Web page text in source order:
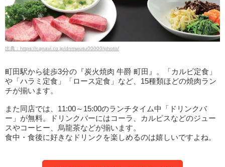
出典：https://r.gnavi.co.jp/dnmwusu00000/photo/
町田駅から徒歩3分の『炭火焼肉 牛爵 町田』。「カルビ定食」
や「ハラミ定食」「ロース定食」など、15種類ほどの焼肉ラン
チが揃います。
また同店では、11:00～15:00のランチタイム中「ドリンクバ
ー」が無料。ドリンクバーにはコーラ、カルピスなどのジュー
スやコーヒー、烏龍茶などが揃います。
食中・食後に好きなドリンクを楽しめるのは嬉しいですよね。